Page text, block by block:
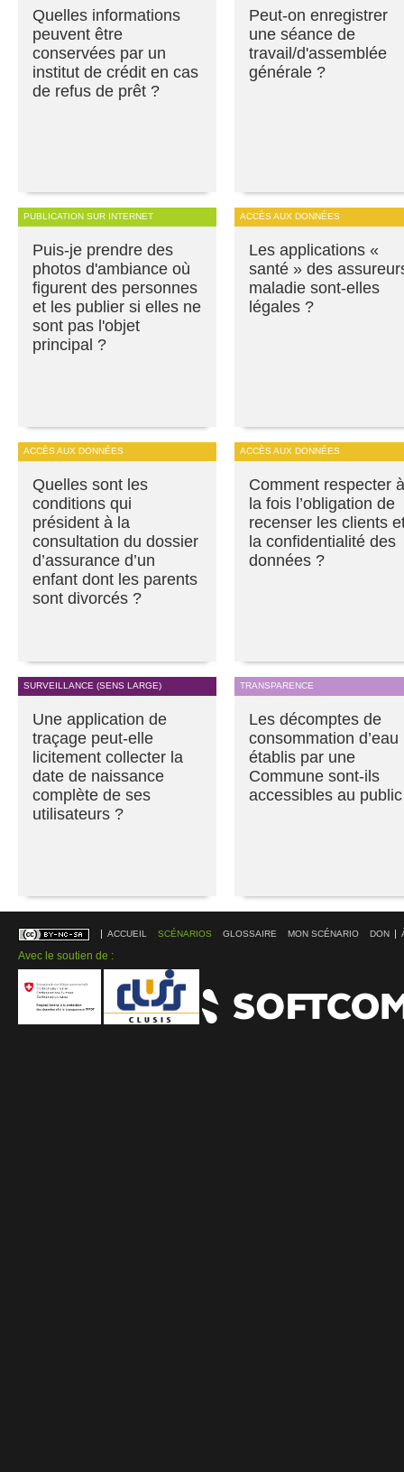
Quelles informations
peuvent être
conservées par un
institut de crédit en cas
de refus de prêt ?
Peut-on enregistrer
une séance de
travail/d'assemblée
générale ?
PUBLICATION SUR INTERNET
Puis-je prendre des
photos d'ambiance où
figurent des personnes
et les publier si elles ne
sont pas l'objet
principal ?
ACCÈS AUX DONNÉES
Les applications «
santé » des
maladie sont-elles
légales ?
ACCÈS AUX DONNÉES
Quelles sont les
conditions qui
président à la
consultation du dossier
d’assurance d’un
enfant dont les parents
sont divorcés ?
ACCÈS AUX DONNÉES
Comment respecter à
la fois l’obligation de
recenser les clients
la confidentialité des
données ?
SURVEILLANCE (SENS LARGE)
Une application de
traçage peut-elle
licitement collecter la
date de naissance
complète de ses
utilisateurs ?
TRANSPARENCE
Les décomptes de
consommation d’eau
établis par une
Commune sont-ils
accessibles au
ACCUEIL SCÉNARIOS GLOSSAIRE MON SCÉNARIO DON
Avec le soutien de :